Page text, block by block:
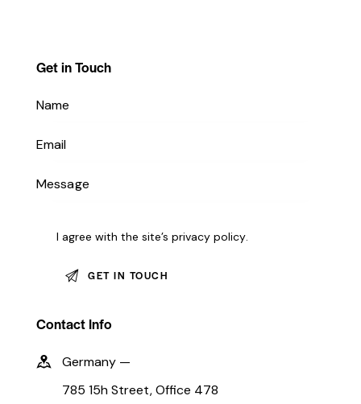
Get in Touch
I agree with the site’sprivacy policy.
Contact Info
Germany —
785 15h Street, Office 478